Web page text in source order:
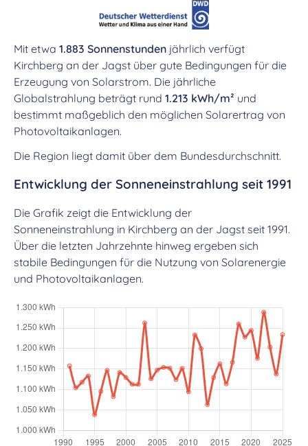
Mit etwa 1.883 Sonnenstunden jährlich verfügt
Kirchberg an der Jagst über gute Bedingungen für die
Erzeugung von Solarstrom. Die jährliche
Globalstrahlung beträgt rund 1.213 kWh/m² und
bestimmt maßgeblich den möglichen Solarertrag von
Photovoltaikanlagen.
Die Region liegt damit über dem Bundesdurchschnitt.
Entwicklung der Sonneneinstrahlung seit 1991
Die Grafik zeigt die Entwicklung der
Sonneneinstrahlung in Kirchberg an der Jagst seit 1991.
Über die letzten Jahrzehnte hinweg ergeben sich
stabile Bedingungen für die Nutzung von Solarenergie
und Photovoltaikanlagen.